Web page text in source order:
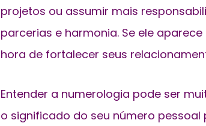
projetos ou assumir mais
parcerias e harmonia. Se ele
hora de fortalecer seus
Entender a numerologia pode ser
o significado do seu número